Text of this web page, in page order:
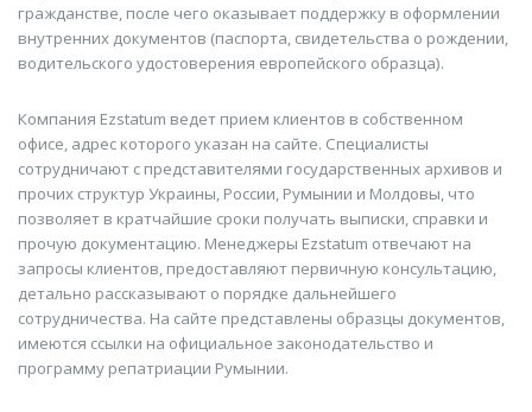
гражданстве, после чего оказывает поддержку в оформлении
внутренних документов (паспорта, свидетельства о рождении,
водительского удостоверения европейского образца).
Компания Ezstatum ведет прием клиентов в собственном
офисе, адрес которого указан на сайте. Специалисты
сотрудничают с представителями государственных архивов и
прочих структур Украины, России, Румынии и Молдовы, что
позволяет в кратчайшие сроки получать выписки, справки и
прочую документацию. Менеджеры Ezstatum отвечают на
запросы клиентов, предоставляют первичную консультацию,
детально рассказывают о порядке дальнейшего
сотрудничества. На сайте представлены образцы документов,
имеются ссылки на официальное законодательство и
программу репатриации Румынии.